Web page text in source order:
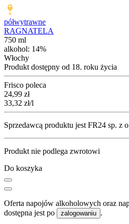
półwytrawne
RAGNATELA
750 ml
alkohol: 14%
Włochy
Produkt dostępny od 18. roku życia
Frisco poleca
Cena
24,99 zł
33,32 zł/l
Sprzedawcą produktu jest FR24 sp. z
Produkt nie podlega zwrotowi
Do koszyka
Oferta napojów alkoholowych oraz
dostępna jest po
zalogowaniu .